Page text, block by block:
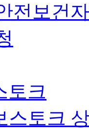
전보건
토크
스토크